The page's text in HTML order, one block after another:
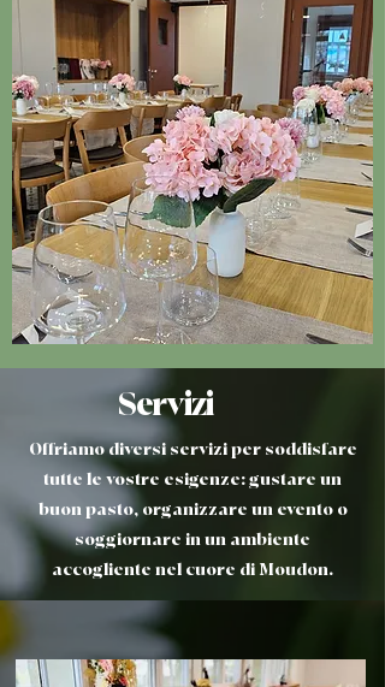
Servizi
Offriamo diversi servizi per soddisfare
tutte le vostre esigenze: gustare un
buon pasto, organizzare un evento o
soggiornare in un ambiente
accogliente nel cuore di Moudon.